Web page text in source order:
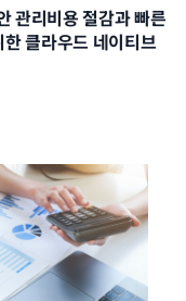
관리비용 절감과 빠른
클라우드 네이티브